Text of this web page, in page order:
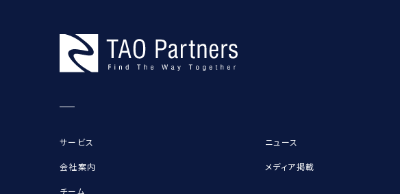
サービス
会社案内
チーム
ニュース
メディア掲載